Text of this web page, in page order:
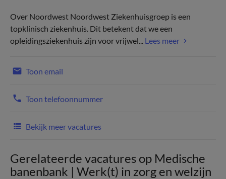
Over Noordwest Noordwest Ziekenhuisgroep is een
topklinisch ziekenhuis. Dit betekent dat we een
opleidingsziekenhuis zijn voor vrijwel... Lees meer
Toon email
Toon telefoonnummer
Bekijk meer vacatures
Gerelateerde vacatures op Medische
banenbank | Werk(t) in zorg en welzijn